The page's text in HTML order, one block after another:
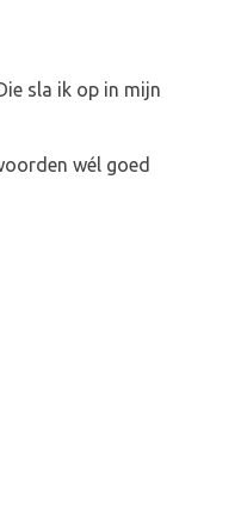
sla ik op in mijn
wél goed